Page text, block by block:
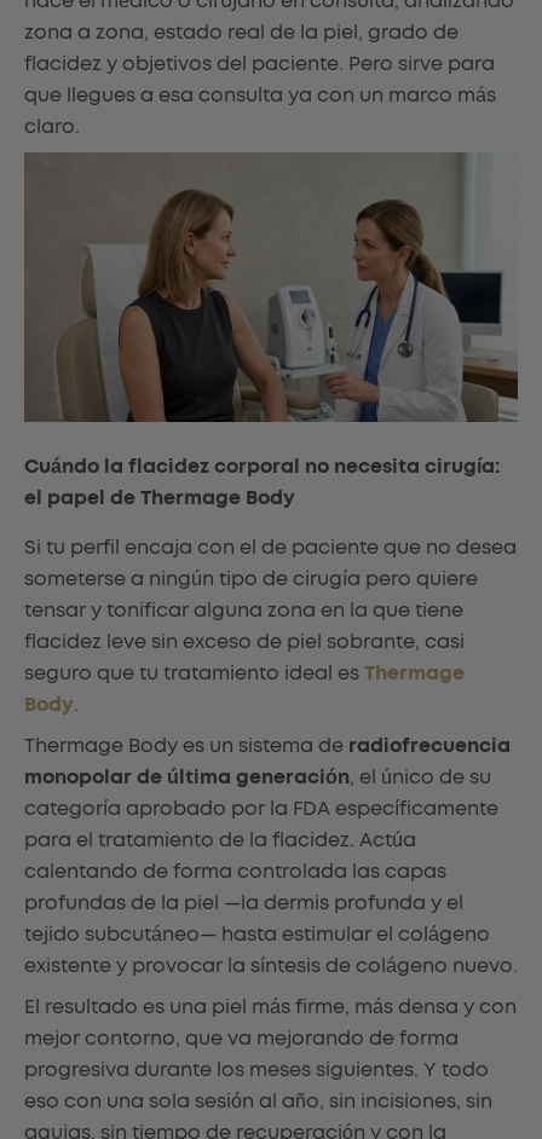
zona a zona, estado real de la piel, grado de
flacidez y objetivos del paciente. Pero sirve para
que llegues a esa consulta ya con un marco más
claro.
Cuándo la flacidez corporal no necesita cirugía:
el papel de Thermage Body
Si tu perfil encaja con el de paciente que no desea
someterse a ningún tipo de cirugía pero quiere
tensar y tonificar alguna zona en la que tiene
flacidez leve sin exceso de piel sobrante, casi
seguro que tu tratamiento ideal es Thermage
Body.
Thermage Body es un sistema de radiofrecuencia
monopolar de última generación , el único de su
categoría aprobado por la FDA específicamente
para el tratamiento de la flacidez. Actúa
calentando de forma controlada las capas
profundas de la piel —la dermis profunda y el
tejido subcutáneo— hasta estimular el colágeno
existente y provocar la síntesis de colágeno nuevo.
El resultado es una piel más firme, más densa y con
mejor contorno, que va mejorando de forma
progresiva durante los meses siguientes. Y todo
eso con una sola sesión al año, sin incisiones, sin
agujas, sin tiempo de recuperación y con la